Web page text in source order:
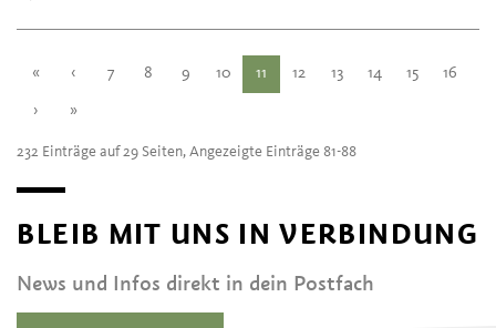
« ‹ 7 8 9 10 11 12 13 14 15 16
› »
232 Einträge auf 29 Seiten, Angezeigte Einträge 81-88
BLEIB MIT UNS IN VERBINDUNG
News und Infos direkt in dein Postfach